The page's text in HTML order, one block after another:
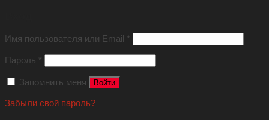
Имя пользователя или Email *
Пароль *
Запомнить меня Войти
Забыли свой пароль?